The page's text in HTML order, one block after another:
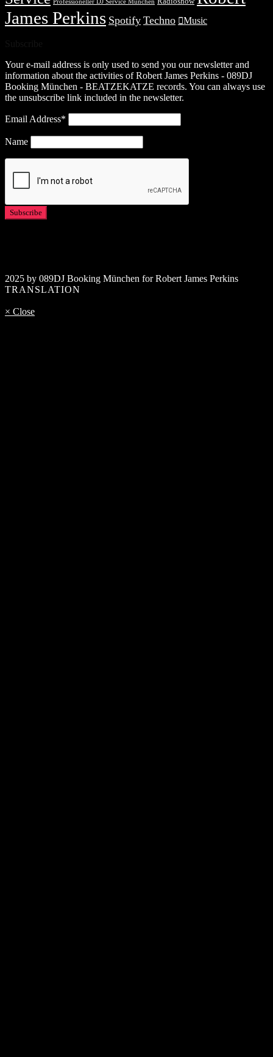
Professioneller DJ Service München
James Perkins Spotify Techno Music
Your e-mail address is only used to send you our newsletter and
information about the activities of Robert James Perkins - 089DJ
Booking München - BEATZEKATZE records. You can always use
the unsubscribe link included in the newsletter.
Email Address*
Name
2025 by 089DJ Booking München for Robert James Perkins
TRANSLATION
× Close